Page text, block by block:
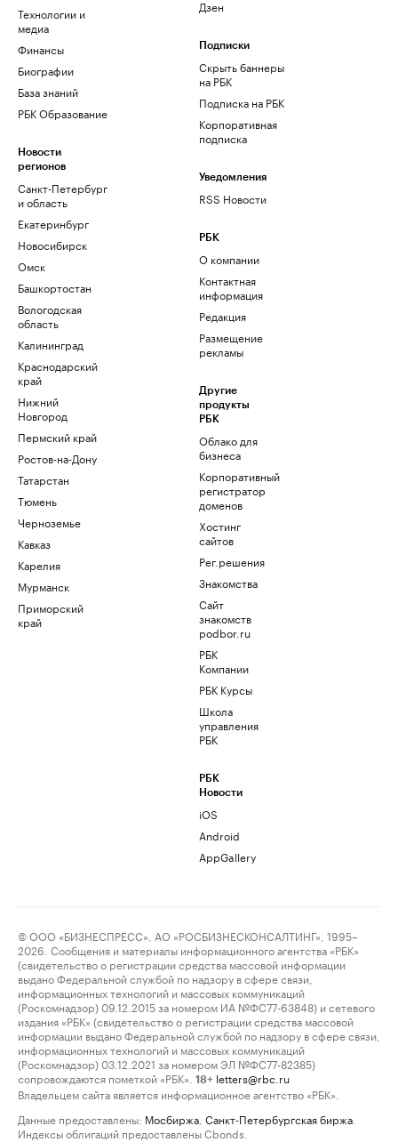
Технологии и
медиа
Финансы
Биографии
База знаний
РБК Образование
Новости
регионов
Санкт-Петербург
и область
Екатеринбург
Новосибирск
Омск
Башкортостан
Вологодская
область
Калининград
Краснодарский
край
Нижний
Новгород
Пермский край
Ростов-на-Дону
Татарстан
Тюмень
Черноземье
Кавказ
Карелия
Мурманск
Приморский
край
Дзен
Подписки
Скрыть баннеры
на РБК
Подписка на РБК
Корпоративная
подписка
Уведомления
RSS Новости
РБК
О компании
Контактная
информация
Редакция
Размещение
рекламы
Другие
продукты
РБК
Облако для
бизнеса
Корпоративный
регистратор
доменов
Хостинг
сайтов
Рег.решения
Знакомства
Сайт
знакомств
podbor.ru
РБК
Компании
РБК Курсы
Школа
управления
РБК
РБК
Новости
iOS
Android
AppGallery
© ООО «БИЗНЕСПРЕСС», АО «РОСБИЗНЕСКОНСАЛТИНГ», 1995–
2026. Сообщения и материалы информационного агентства «РБК»
(свидетельство о регистрации средства массовой информации
выдано Федеральной службой по надзору в сфере связи,
информационных технологий и массовых коммуникаций
(Роскомнадзор) 09.12.2015 за номером ИА №ФС77-63848) и сетевого
издания «РБК» (свидетельство о регистрации средства массовой
информации выдано Федеральной службой по надзору в сфере связи,
информационных технологий и массовых коммуникаций
(Роскомнадзор) 03.12.2021 за номером ЭЛ №ФС77-82385)
сопровождаются пометкой «РБК».
18+ letters@rbc.ru
Владельцем сайта является информационное агентство «РБК».
Данные предоставлены: Мосбиржа Санкт-Петербургская биржа
Индексы облигаций предоставлены Cbonds.